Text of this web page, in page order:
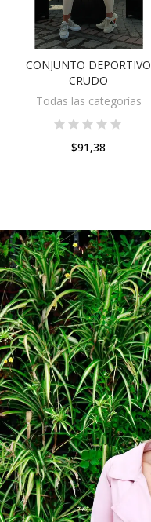
VER OPCIONES
CONJUNTO DEPORTIVO
CRUDO
Todas las categorías
$91,38